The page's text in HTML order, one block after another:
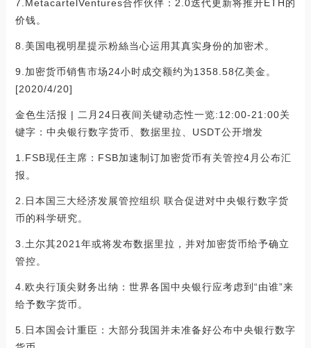
7.MetacartelVentures合作伙伴：2.0迭代更新将推升ETH的
价钱。
8.美国电视明星提示粉絲当心运用其真实身份的加密术。
9.加密货币销售市场24小时成交额约为1358.58亿美金。
[2020/4/20]
金色生活报 | 二月24日夜间关键动态性一览:12:00-21:00关
键字：中央银行数字货币、数据里拉、USDT公开增发
1.FSB现任主席：FSB加速制订加密货币有关管控4月公布汇
报。
2.日本国三大经济发展管控组织 联合促进对中央银行数字货
币的科学研究。
3.土尔其2021年或将发布数据里拉，并对加密货币给予确立
管控。
4.欧央行顶尖财务出纳：世界各国中央银行应考虑到“由谁”来
给予数字货币。
5.日本国会计重臣：大部分我国并未准备好公布中央银行数字